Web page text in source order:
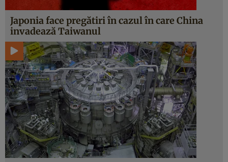
Japonia face pregătiri în cazul în care China
invadează Taiwanul